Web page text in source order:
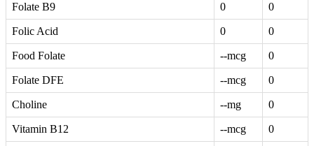
Folate B9 0 0
Folic Acid 0 0
Food Folate --mcg 0
Folate DFE --mcg 0
Choline --mg 0
Vitamin B12 --mcg 0